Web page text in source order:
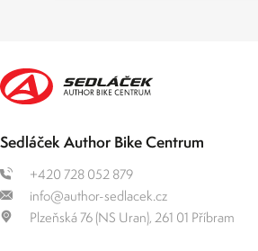
Sedláček Author Bike Centrum
+420 728 052 879
info@author-sedlacek.cz
Plzeňská 76 (NS Uran), 261 01 Příbram